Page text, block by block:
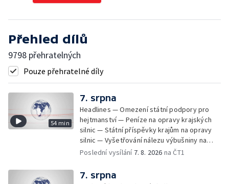
Přehled dílů
9798 přehratelných
Pouze přehratelné díly
54 min
7. srpna
Headlines — Omezení státní podpory pro
hejtmanství — Peníze na opravy krajských
silnic — Státní příspěvky krajům na opravy
silnic — Vyšetřování nálezu výbušniny na
letišti v Lipsku — Pasové kontroly spojů mezi
budovy ve Zlíně — Pohřeb Milana Knížáka —
Obvinění v kauze Správy železnic — Tržby
Poslední vysílání 7. 8. 2026 na ČT1
7. srpna